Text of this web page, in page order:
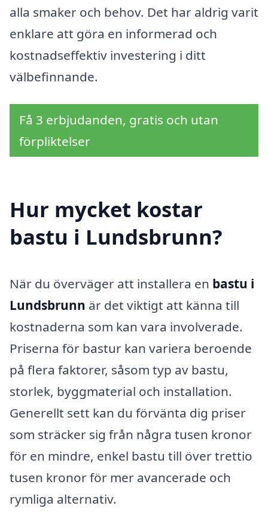
alla smaker och behov. Det har aldrig varit
enklare att göra en informerad och
kostnadseffektiv investering i ditt
välbefinnande.
Få 3 erbjudanden, gratis och utan
förpliktelser
Hur mycket kostar
bastu i Lundsbrunn?
När du överväger att installera en bastu i
Lundsbrunn är det viktigt att känna till
kostnaderna som kan vara involverade.
Priserna för bastur kan variera beroende
på flera faktorer, såsom typ av bastu,
storlek, byggmaterial och installation.
Generellt sett kan du förvänta dig priser
som sträcker sig från några tusen kronor
för en mindre, enkel bastu till över trettio
tusen kronor för mer avancerade och
rymliga alternativ.